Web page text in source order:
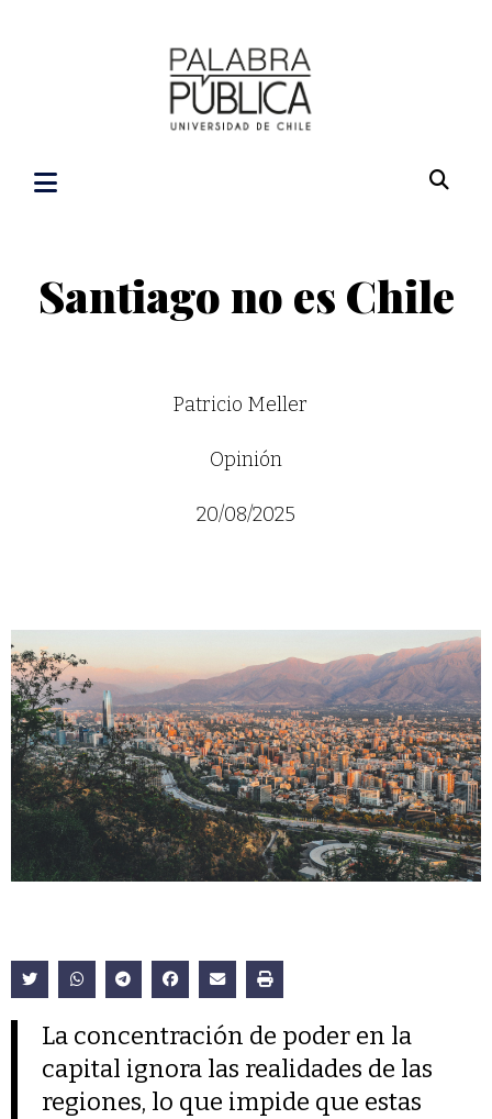
Santiago no es Chile
Patricio Meller
Opinión
20/08/2025
La concentración de poder en la
capital ignora las realidades de las
regiones, lo que impide que estas